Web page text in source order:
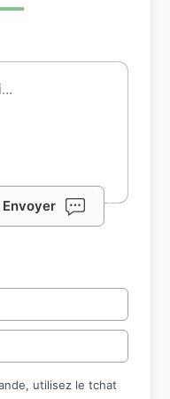
Envoyer
utilisez le tchat